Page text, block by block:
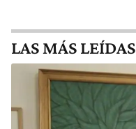
LAS MÁS LEÍDAS